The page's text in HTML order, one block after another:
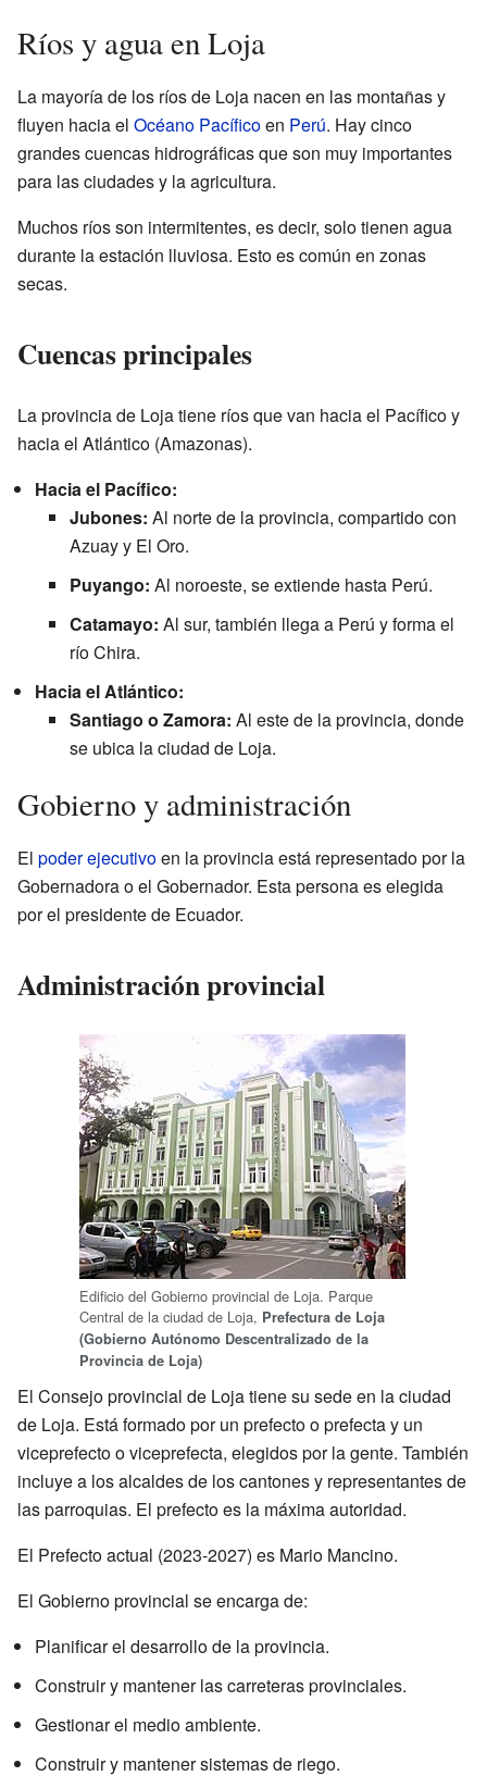
Ríos y agua en Loja
La mayoría de los ríos de Loja nacen en las montañas y
fluyen hacia el Océano Pacíficoen Perú. Hay cinco
grandes cuencas hidrográficas que son muy importantes
para las ciudades y la agricultura.
Muchos ríos son intermitentes, es decir, solo tienen agua
durante la estación lluviosa. Esto es común en zonas
secas.
Cuencas principales
La provincia de Loja tiene ríos que van hacia el Pacífico y
hacia el Atlántico (Amazonas).
Hacia el Pacífico:
Jubones: Al norte de la provincia, compartido con
Azuay y El Oro.
Puyango: Al noroeste, se extiende hasta Perú.
Catamayo: Al sur, también llega a Perú y forma el
río Chira.
Hacia el Atlántico:
Santiago o Zamora: Al este de la provincia, donde
se ubica la ciudad de Loja.
Gobierno y administración
El poder ejecutivoen la provincia está representado por la
Gobernadora o el Gobernador. Esta persona es elegida
por el presidente de Ecuador.
Administración provincial
Edificio del Gobierno provincial de Loja. Parque
Central de la ciudad de Loja, Prefectura de Loja
(Gobierno Autónomo Descentralizado de la
Provincia de Loja)
El Consejo provincial de Loja tiene su sede en la ciudad
de Loja. Está formado por un prefecto o prefecta y un
viceprefecto o viceprefecta, elegidos por la gente. También
incluye a los alcaldes de los cantones y representantes de
las parroquias. El prefecto es la máxima autoridad.
El Prefecto actual (2023-2027) es Mario Mancino.
El Gobierno provincial se encarga de:
Planificar el desarrollo de la provincia.
Construir y mantener las carreteras provinciales.
Gestionar el medio ambiente.
Construir y mantener sistemas de riego.